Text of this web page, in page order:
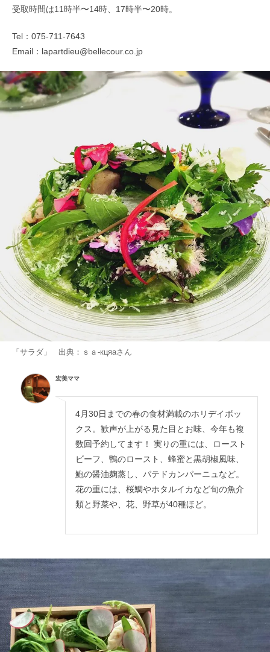
受取時間は11時半〜14時、17時半〜20時。
Tel：075-711-7643
Email：lapartdieu@bellecour.co.jp
「サラダ」 出典： ｓａ-кцяаさん
宏美ママ
4月30日までの春の食材満載のホリデイボッ
クス。歓声が上がる見た目とお味、今年も複
数回予約してます！ 実りの重には、ロースト
ビーフ、鴨のロースト、蜂蜜と黒胡椒風味、
鮑の醤油麹蒸し、パテドカンパーニュなど。
花の重には、桜鯛やホタルイカなど旬の魚介
類と野菜や、花、野草が40種ほど。